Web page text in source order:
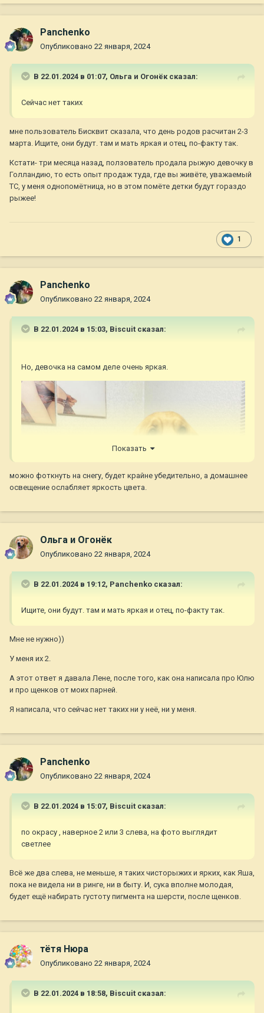
Panchenko
Опубликовано 22 января, 2024
В 22.01.2024 в 01:07, Ольга и Огонёксказал:
Сейчас нет таких
мне пользователь Бисквит сказала, что день родов расчитан 2-3
марта. Ищите, они будут. там и мать яркая и отец, по-факту так.
Кстати- три месяца назад, ползователь продала рыжую девочку в
Голландию, то есть опыт продаж туда, где вы живёте, уважаемый
ТС, у меня однопомётница, но в этом помёте детки будут гораздо
рыжее!
1
Panchenko
Опубликовано 22 января, 2024
В 22.01.2024 в 15:03, Biscuit сказал:
Но, девочка на самом деле очень яркая.
Показать
можно фоткнуть на снегу, будет крайне убедительно, а домашнее
освещение ослабляет яркость цвета.
Ольга и Огонёк
Опубликовано 22 января, 2024
В 22.01.2024 в 19:12, Panchenko сказал:
Ищите, они будут. там и мать яркая и отец, по-факту так.
Мне не нужно))
У меня их 2.
А этот ответ я давала Лене, после того, как она написала про Юлю
и про щенков от моих парней.
Я написала, что сейчас нет таких ни у неё, ни у меня.
Panchenko
Опубликовано 22 января, 2024
В 22.01.2024 в 15:07, Biscuit сказал:
по окрасу , наверное 2 или 3 слева, на фото выглядит
светлее
Всё же два слева, не меньше, я таких чисторыжих и ярких, как Яша,
пока не видела ни в ринге, ни в быту. И, сука вполне молодая,
будет ещё набирать густоту пигмента на шерсти, после щенков.
тётя Нюра
Опубликовано 22 января, 2024
В 22.01.2024 в 18:58, Biscuit сказал: